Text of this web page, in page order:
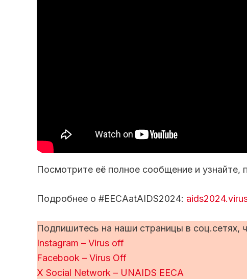
Посмотрите её полное сообщение и узнайте,
Подробнее о #EECAatAIDS2024:
Подпишитесь на наши страницы в соц.сетях,
Instagram – Virus off
Facebook – Virus Off
X Social Network – UNAIDS EECA